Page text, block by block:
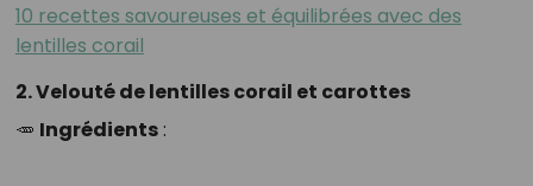
10 recettes savoureuses et équilibrées avec des
lentilles corail
2. Velouté de lentilles corail et carottes
🥕 Ingrédients: